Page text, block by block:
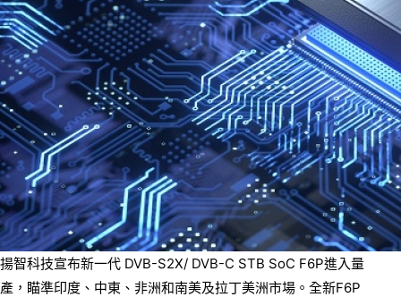
揚智科技宣布新一代 DVB-S2X/ DVB-C STB SoC F6P進入量
產，瞄準印度、中東、非洲和南美及拉丁美洲市場。全新F6P